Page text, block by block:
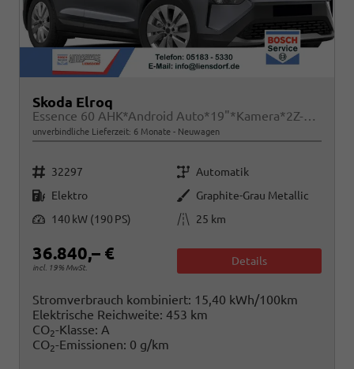
Skoda Elroq
Essence 60 AHK*Android Auto*19"*Kamera*2Z-Klimaauto*Totwinkel*LED*Tempomat
unverbindliche Lieferzeit: 6 Monate Neuwagen
Fahrzeugnr. 32297 Getriebe Automatik
Kraftstoff Elektro Außenfarbe Graphite-Grau Metallic
Leistung
140 kW (190 PS) Kilometerstand 25 km
36.840,– €
incl. 19% MwSt.
Details
Stromverbrauch kombiniert: 15,40 kWh/100km
Elektrische Reichweite: 453 km
CO2-Klasse: A
CO2-Emissionen: 0 g/km